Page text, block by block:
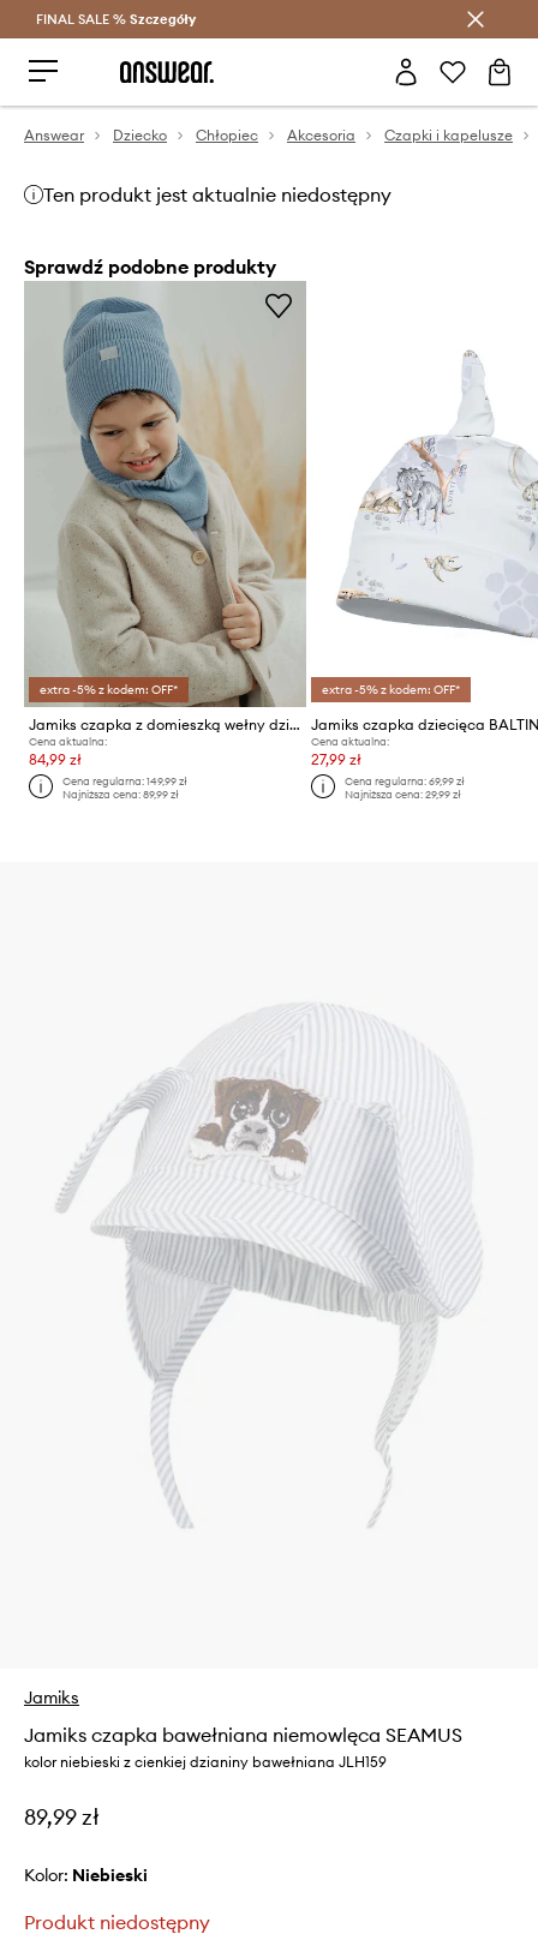
Oszczędzaj z Answear Club >
FINAL SALE % Szczegóły
Answear Dziecko Chłopiec Akcesoria Czapki i kapelusze
Ten produkt jest aktualnie niedostępny
Sprawdź podobne produkty
extra -5% z kodem: OFF*
Jamiks czapka z domieszką wełny dziecięca PAULIN
Cena aktualna:
84,99 zł
Cena regularna:149,99 zł
Najniższa cena:89,99 zł
extra -5% z kodem: OFF*
Jamiks czapka dziecięca
Cena aktualna:
27,99 zł
Cena regularna: 69,99 zł
Najniższa cena: 29,99 zł
Jamiks
Jamiks czapka bawełniana niemowlęca SEAMUS
kolor niebieski z cienkiej dzianiny bawełniana JLH159
89,99 zł
Kolor: niebieski
Produkt niedostępny